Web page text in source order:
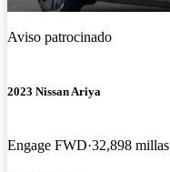
Aviso patrocinado
2023 Nissan Ariya
Engage FWD 32,898 millas